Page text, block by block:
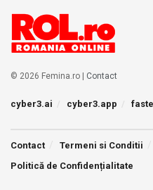
© 2026 Femina.ro | Contact
cyber3.ai cyber3.app
Contact Termeni si Conditii
Politică de Confidențialitate